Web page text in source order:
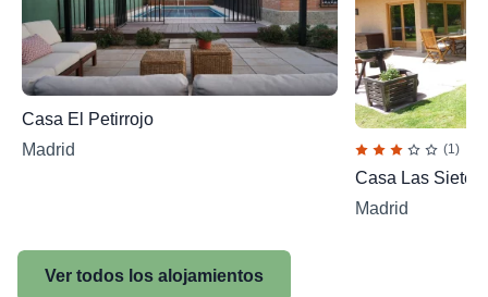
Casa El Petirrojo
Madrid
(1)
Casa Las Siete
Madrid
Ver todos los alojamientos